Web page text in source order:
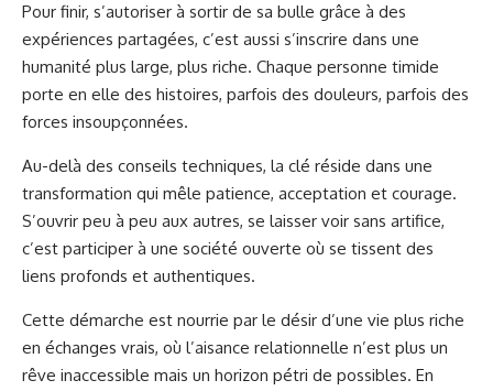
Pour finir, s’autoriser à sortir de sa bulle grâce à des
expériences partagées, c’est aussi s’inscrire dans une
humanité plus large, plus riche. Chaque personne timide
porte en elle des histoires, parfois des douleurs, parfois des
forces insoupçonnées.
Au-delà des conseils techniques, la clé réside dans une
transformation qui mêle patience, acceptation et courage.
S’ouvrir peu à peu aux autres, se laisser voir sans artifice,
c’est participer à une société ouverte où se tissent des
liens profonds et authentiques.
Cette démarche est nourrie par le désir d’une vie plus riche
en échanges vrais, où l’aisance relationnelle n’est plus un
rêve inaccessible mais un horizon pétri de possibles. En